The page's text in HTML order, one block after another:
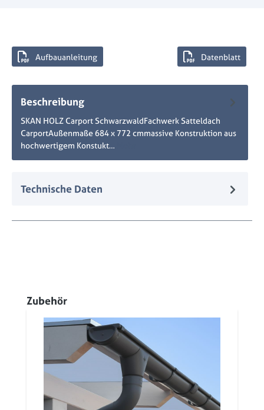
Beschreibung
SKAN HOLZ Carport SchwarzwaldFachwerk Satteldach
CarportAußenmaße 684 x 772 cmmassive Konstruktion aus
hochwertigem Konstukt…
Technische Daten
Aufbauanleitung Datenblatt
Produktgalerie überspringen
Zubehör